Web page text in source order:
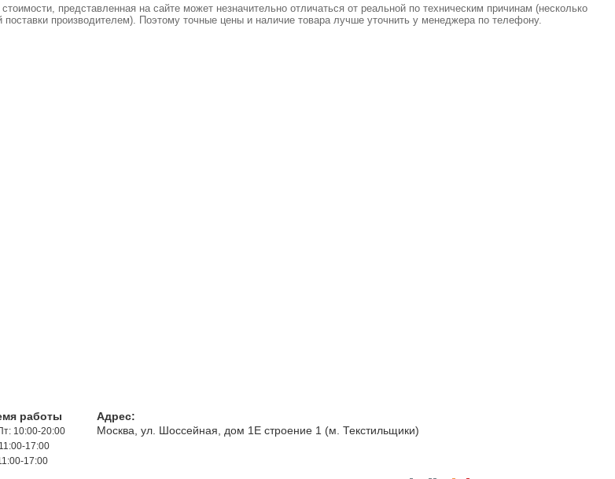
представленная на сайте может незначительно отличаться от реальной по техническим причинам (несколько
производителем). Поэтому точные цены и наличие товара лучше уточнить у менеджера по телефону.
работы
10:00-20:00
17:00
17:00
Адрес:
Москва, ул. Шоссейная, дом 1Е строение 1 (м. Текстильщики)